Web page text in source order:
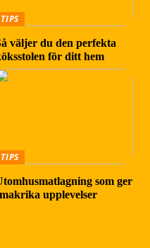
TIPS
väljer du den perfekta
för ditt hem
TIPS
som ger
upplevelser